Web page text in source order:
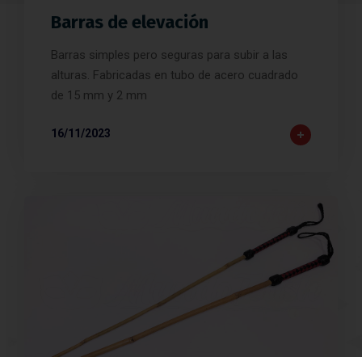
Barras de elevación
Barras simples pero seguras para subir a las
alturas. Fabricadas en tubo de acero cuadrado
de 15 mm y 2 mm
16/11/2023